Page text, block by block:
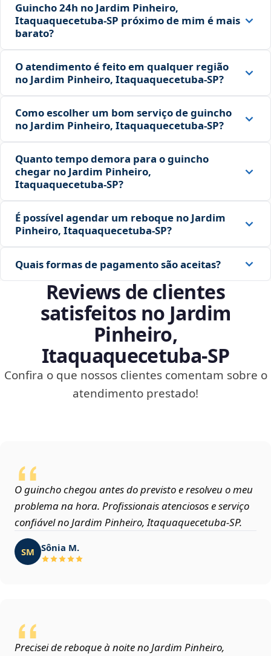
Guincho 24h no Jardim Pinheiro,
Itaquaquecetuba‑SP próximo de mim é mais
barato?
O atendimento é feito em qualquer região
no Jardim Pinheiro, Itaquaquecetuba‑SP?
Como escolher um bom serviço de guincho
no Jardim Pinheiro, Itaquaquecetuba‑SP?
Quanto tempo demora para o guincho
chegar no Jardim Pinheiro,
Itaquaquecetuba‑SP?
É possível agendar um reboque no Jardim
Pinheiro, Itaquaquecetuba‑SP?
Quais formas de pagamento são aceitas?
Reviews de clientes
satisfeitos no Jardim
Pinheiro,
Itaquaquecetuba‑SP
Confira o que nossos clientes comentam sobre o
atendimento prestado!
O guincho chegou antes do previsto e resolveu o meu
problema na hora. Profissionais atenciosos e serviço
confiável no Jardim Pinheiro, Itaquaquecetuba‑SP.
SM Sônia M.
Precisei de reboque à noite no Jardim Pinheiro,